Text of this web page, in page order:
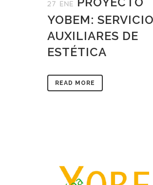
27 ENE
YOBEM:
AUXILIARES DE
ESTÉTICA
READ MORE